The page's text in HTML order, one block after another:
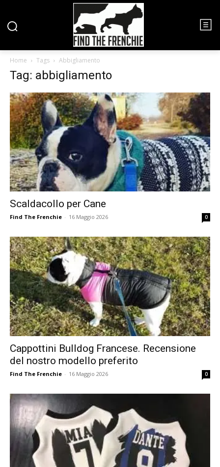
Home Tags Abbigliamento
Tag: abbigliamento
Scaldacollo per Cane
Find The Frenchie - 16 Maggio 2026 0
Cappottini Bulldog Francese. Recensione
del nostro modello preferito
Find The Frenchie - 16 Maggio 2026 0